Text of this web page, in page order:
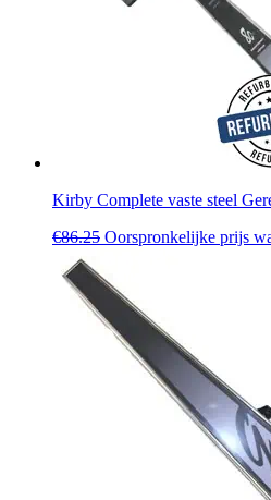
Kirby Complete vaste steel
€86.25 Oorspronkelijke prijs